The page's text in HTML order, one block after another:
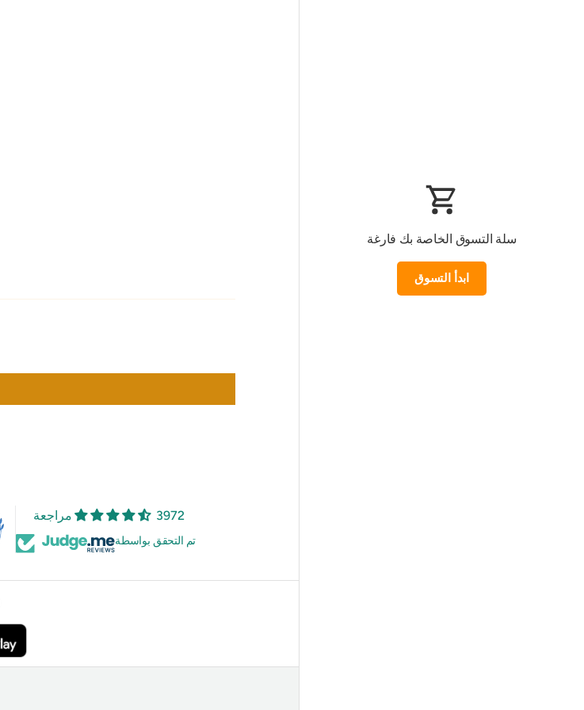
سلة التسوق الخاصة بك فارغة
ابدأ التسوق
3972 مراجعة
تم التحقق بواسطة